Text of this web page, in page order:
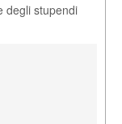
degli stupendi